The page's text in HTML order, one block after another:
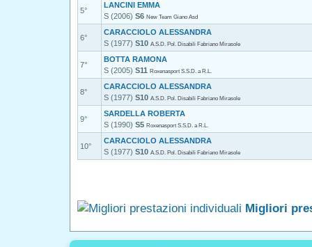
5°
LANCINI EMMA
S (2006) S6 New Team Giano Asd
6°
CARACCIOLO ALESSANDRA
S (1977) S10 A.S.D. Pol. Disabili Fabriano Mirasole
7°
BOTTA RAMONA
S (2005) S11 Roxenasport S.S.D. a R.L.
8°
CARACCIOLO ALESSANDRA
S (1977) S10 A.S.D. Pol. Disabili Fabriano Mirasole
9°
SARDELLA ROBERTA
S (1990) S5 Roxenasport S.S.D. a R.L.
10°
CARACCIOLO ALESSANDRA
S (1977) S10 A.S.D. Pol. Disabili Fabriano Mirasole
Migliori